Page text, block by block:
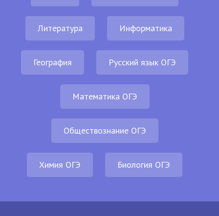
Литература Информатика
География Русский язык ОГЭ
Математика ОГЭ
Обществознание ОГЭ
Химия ОГЭ Биология ОГЭ